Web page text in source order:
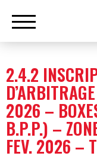
2.4.2
2026 –
B.P.P.) –
FEV. 2026 –